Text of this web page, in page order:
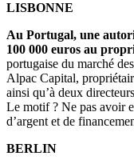
LISBONNE
Au Portugal, une
100 000 euros au
portugaise du marché
Alpac Capital,
ainsi qu’à deux
Le motif ? Ne pas avoir
d’argent et de
BERLIN